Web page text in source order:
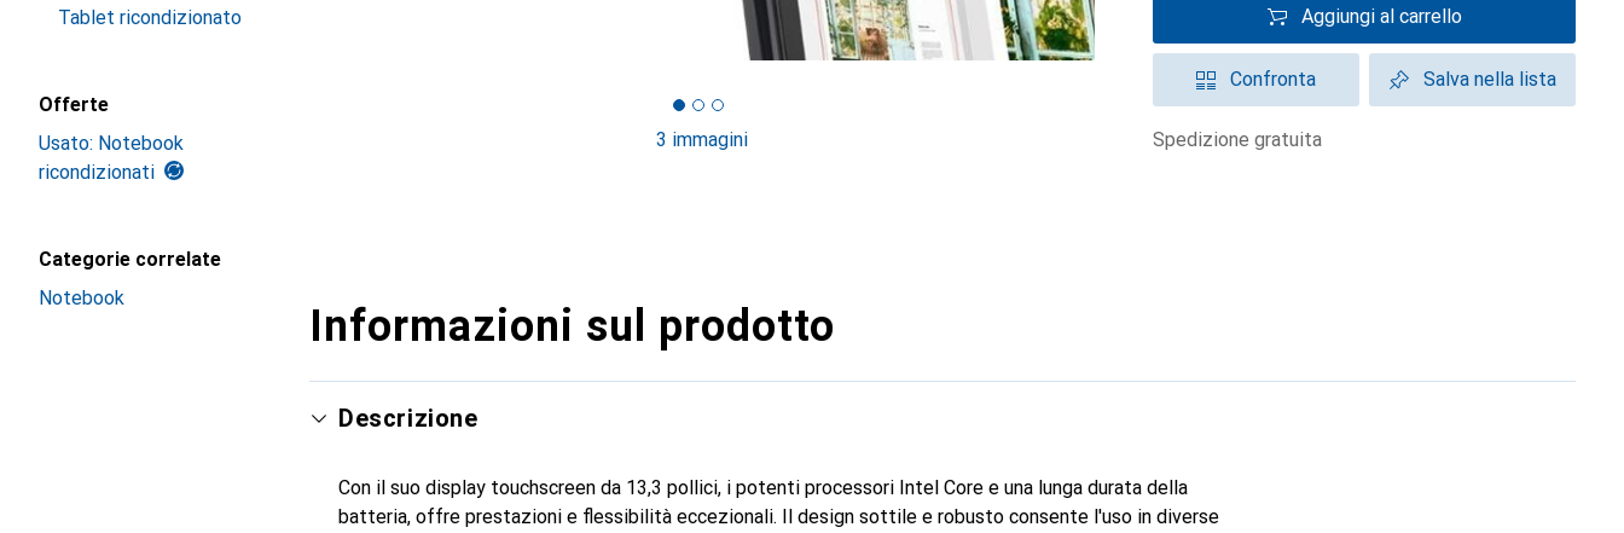
Tablet ricondizionato
Offerte
Usato: Notebook
ricondizionati
Categorie correlate
Notebook
3 immagini
Aggiungi al carrello
Confronta Salva nella lista
spedizione gratuita
Informazioni sul prodotto
Descrizione
Con il suo display touchscreen da 13,3 pollici, i potenti processori Intel Core e una lunga durata della
batteria, offre prestazioni e flessibilità eccezionali. Il design sottile e robusto consente l'uso in diverse